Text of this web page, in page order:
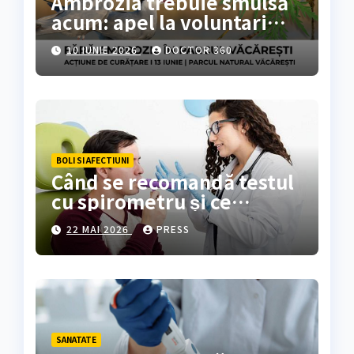
acum: apel la voluntari
pentru acțiune de curățare
în Parcul Natural
Văcărești
10 IUNIE 2026 DOCTOR 360
BOLI SI AFECTIUNI
Când se recomandă testul
cu spirometru și ce
rezultate oferă?
22 MAI 2026 PRESS
SANATATE